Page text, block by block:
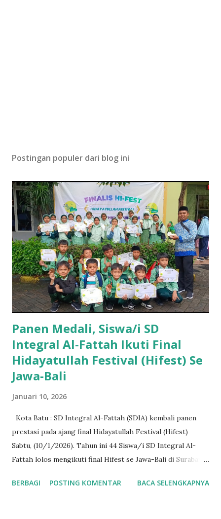
Postingan populer dari blog ini
Panen Medali, Siswa/i SD
Integral Al-Fattah Ikuti Final
Hidayatullah Festival (Hifest) Se
Jawa-Bali
Januari 10, 2026
Kota Batu : SD Integral Al-Fattah (SDIA) kembali panen
prestasi pada ajang final Hidayatullah Festival (Hifest)
Sabtu, (10/1/2026). Tahun ini 44 Siswa/i SD Integral Al-
Fattah lolos mengikuti final Hifest se Jawa-Bali di Surabaya.
Matematika, IPA, IPS, PAI, sampai Bahasa (Inggris dan Arab).
BERBAGI POSTING KOMENTAR BACA SELENGKAPNYA